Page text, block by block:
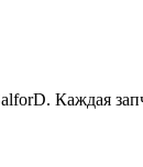
Каждая